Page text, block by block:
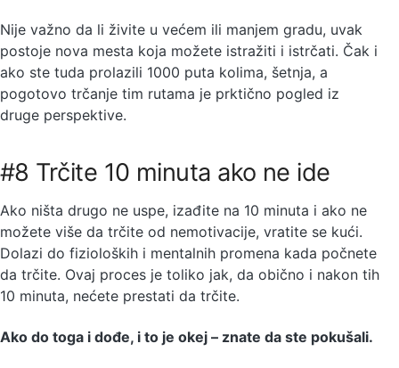
Nije važno da li živite u većem ili manjem gradu, uvak
postoje nova mesta koja možete istražiti i istrčati. Čak i
ako ste tuda prolazili 1000 puta kolima, šetnja, a
pogotovo trčanje tim rutama je prktično pogled iz
druge perspektive.
#8 Trčite 10 minuta ako ne ide
Ako ništa drugo ne uspe, izađite na 10 minuta i ako ne
možete više da trčite od nemotivacije, vratite se kući.
Dolazi do fizioloških i mentalnih promena kada počnete
da trčite. Ovaj proces je toliko jak, da obično i nakon tih
10 minuta, nećete prestati da trčite.
Ako do toga i dođe, i to je okej – znate da ste pokušali.